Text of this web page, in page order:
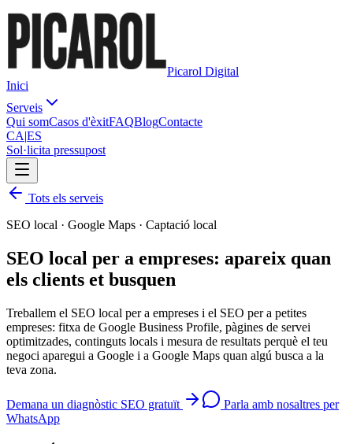
Picarol Digital
Inici
Serveis
Qui somCasos d'èxitFAQBlogContacte
CA|ES
Sol·licita pressupost
Tots els serveis
SEO local · Google Maps · Captació local
SEO local per a empreses: apareix quan
els clients et busquen
Treballem el SEO local per a empreses i el SEO per a petites
empreses: fitxa de Google Business Profile, pàgines de servei
optimitzades, continguts locals i mesura de resultats perquè el teu
negoci aparegui a Google i a Google Maps quan algú busca a la
teva zona.
Demana un diagnòstic SEO gratuït
Parla amb nosaltres per
WhatsApp